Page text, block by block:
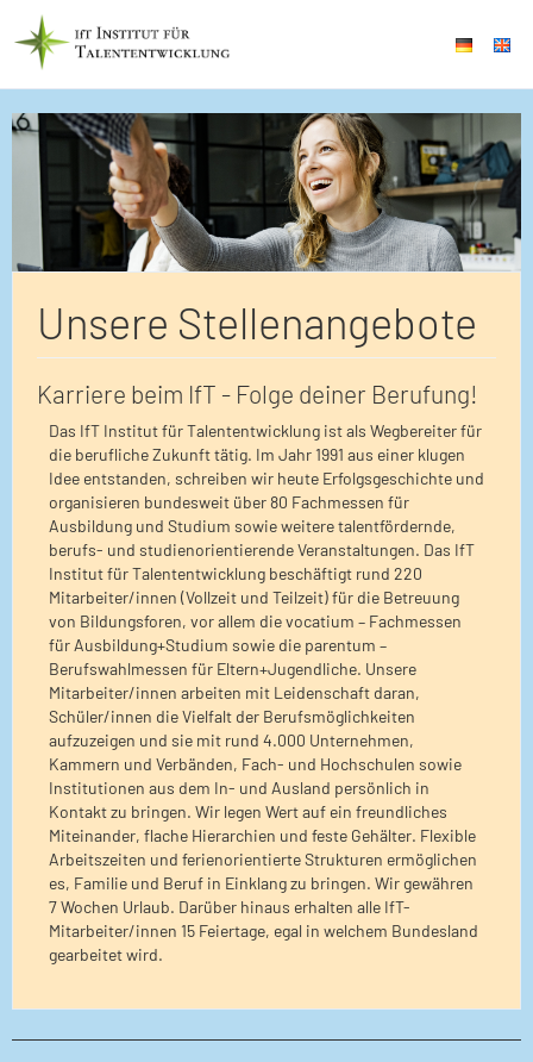
Unsere Stellenangebote
Karriere beim IfT - Folge deiner Berufung!
Das IfT Institut für Talententwicklung ist als Wegbereiter für
die berufliche Zukunft tätig. Im Jahr 1991 aus einer klugen
Idee entstanden, schreiben wir heute Erfolgsgeschichte und
organisieren bundesweit über 80 Fachmessen für
Ausbildung und Studium sowie weitere talentfördernde,
berufs- und studienorientierende Veranstaltungen. Das IfT
Institut für Talententwicklung beschäftigt rund 220
Mitarbeiter/innen (Vollzeit und Teilzeit) für die Betreuung
von Bildungsforen, vor allem die vocatium – Fachmessen
für Ausbildung+Studium sowie die parentum –
Berufswahlmessen für Eltern+Jugendliche. Unsere
Mitarbeiter/innen arbeiten mit Leidenschaft daran,
Schüler/innen die Vielfalt der Berufsmöglichkeiten
aufzuzeigen und sie mit rund 4.000 Unternehmen,
Kammern und Verbänden, Fach- und Hochschulen sowie
Institutionen aus dem In- und Ausland persönlich in
Kontakt zu bringen. Wir legen Wert auf ein freundliches
Miteinander, flache Hierarchien und feste Gehälter. Flexible
Arbeitszeiten und ferienorientierte Strukturen ermöglichen
es, Familie und Beruf in Einklang zu bringen. Wir gewähren
7 Wochen Urlaub. Darüber hinaus erhalten alle IfT-
Mitarbeiter/innen 15 Feiertage, egal in welchem Bundesland
gearbeitet wird.